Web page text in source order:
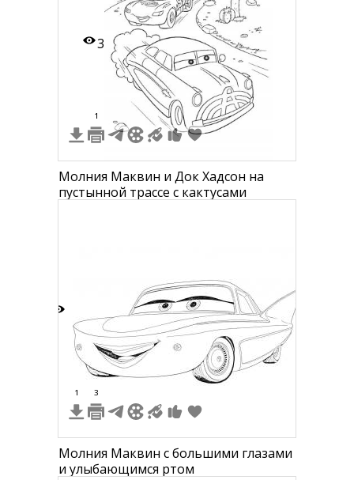
3
1
Молния Маквин и Док Хадсон на
пустынной трассе с кактусами
1 3
Молния Маквин с большими глазами
и улыбающимся ртом